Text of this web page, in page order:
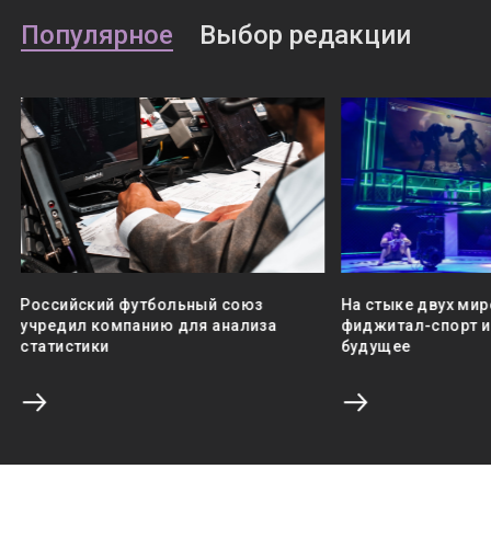
Популярное Выбор редакции
Российский футбольный союз
учредил компанию для анализа
статистики
На стыке двух
фиджитал-спорт
будущее